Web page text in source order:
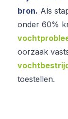
bron. Als
onder 60%
oorzaak
toestellen.